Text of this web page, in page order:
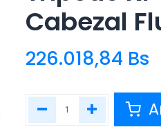
Cabezal
226.018,84 Bs